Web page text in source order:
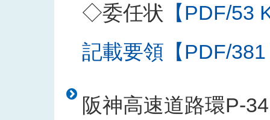
◇委任状 【PDF/53
記載要領【PDF/
阪神高速道路環P-